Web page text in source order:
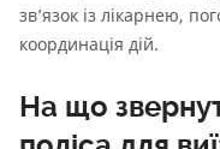
зв’язок із лікарнею,
координація дій.
На що